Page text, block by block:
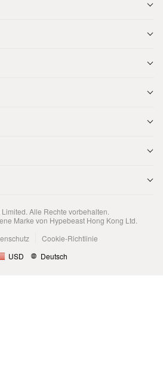
. Alle Rechte vorbehalten.
Marke von Hypebeast Hong Kong Ltd.
Cookie-Richtlinie
USD
Deutsch